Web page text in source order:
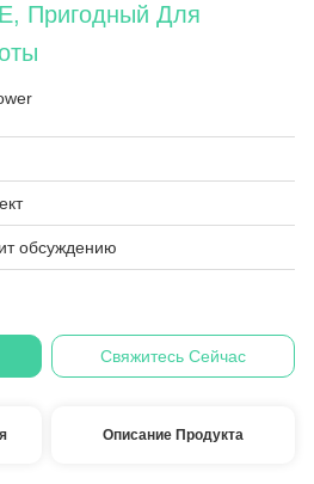
Пригодный Для
обсуждению
Свяжитесь Сейчас
Описание Продукта